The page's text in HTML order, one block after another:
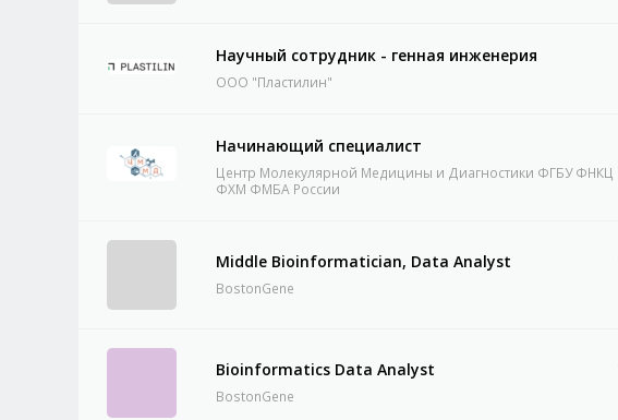
Научный сотрудник - генная инженерия
ООО "Пластилин"
Начинающий специалист
Центр Молекулярной Медицины и Диагностики ФГБУ ФНКЦ
ФХМ ФМБА России
Middle Bioinformatician, Data Analyst
BostonGene
Bioinformatics Data Analyst
BostonGene